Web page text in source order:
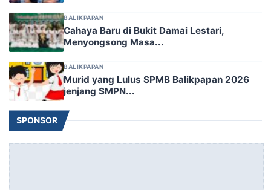
BALIKPAPAN
​Cahaya Baru di Bukit Damai Lestari,
Menyongsong Masa...
BALIKPAPAN
Murid yang Lulus SPMB Balikpapan 2026
jenjang SMPN...
SPONSOR